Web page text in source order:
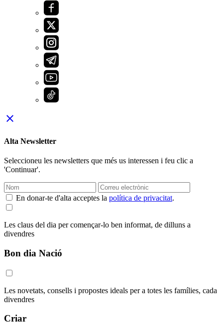
close
Alta Newsletter
Seleccioneu les newsletters que més us interessen i feu clic a
'Continuar'.
En donar-te d'alta acceptes la política de privacitat.
Les claus del dia per començar-lo ben informat, de dilluns a
divendres
Bon dia Nació
Les novetats, consells i propostes ideals per a totes les famílies, cada
divendres
Criar